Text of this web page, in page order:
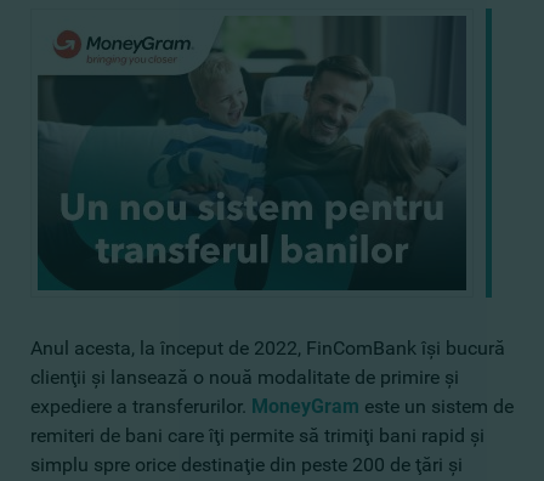
Anul acesta, la început de 2022, FinComBank îşi bucură
clienţii şi lansează o nouă modalitate de primire şi
expediere a transferurilor. MoneyGram este un sistem de
remiteri de bani care îţi permite să trimiţi bani rapid şi
simplu spre orice destinaţie din peste 200 de ţări şi